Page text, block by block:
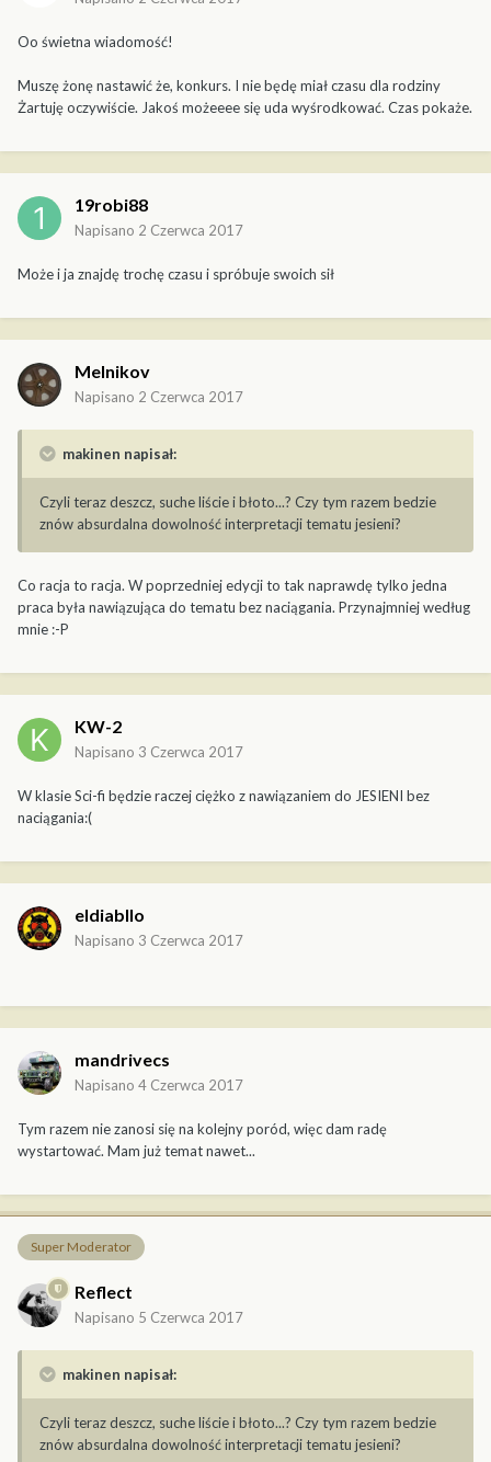
Oo świetna wiadomość!
Muszę żonę nastawić że, konkurs. I nie będę miał czasu dla rodziny
Żartuję oczywiście. Jakoś możeeee się uda wyśrodkować. Czas pokaże.
19robi88
Napisano 2 Czerwca 2017
Może i ja znajdę trochę czasu i spróbuje swoich sił
Melnikov
Napisano 2 Czerwca 2017
makinen napisał:
Czyli teraz deszcz, suche liście i błoto...? Czy tym razem bedzie
znów absurdalna dowolność interpretacji tematu jesieni?
Co racja to racja. W poprzedniej edycji to tak naprawdę tylko jedna
praca była nawiązująca do tematu bez naciągania. Przynajmniej według
mnie :-P
KW-2
Napisano 3 Czerwca 2017
W klasie Sci-fi będzie raczej ciężko z nawiązaniem do JESIENI bez
naciągania:(
eldiabllo
Napisano 3 Czerwca 2017
mandrivecs
Napisano 4 Czerwca 2017
Tym razem nie zanosi się na kolejny poród, więc dam radę
wystartować. Mam już temat nawet...
Super Moderator
Reflect
Napisano 5 Czerwca 2017
makinen napisał:
Czyli teraz deszcz, suche liście i błoto...? Czy tym razem bedzie
znów absurdalna dowolność interpretacji tematu jesieni?